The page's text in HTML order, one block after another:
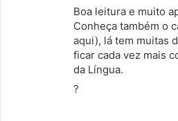
Boa leitura e muito
Conheça também o
aqui), lá tem muitas
ficar cada vez mais
da Língua.
?